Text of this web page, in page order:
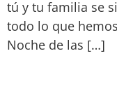
tú y tu familia se
todo lo que
Noche de las […]